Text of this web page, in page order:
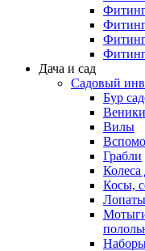
Дача и сад
Садовый
Бур
Вилы
Грабли
Колеса
Косы,
Лопаты